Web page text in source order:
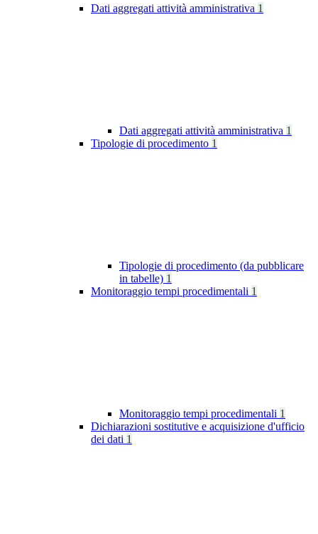
Dati aggregati attività amministrativa 1
Dati aggregati attività amministrativa 1
Tipologie di procedimento 1
Tipologie di procedimento (da pubblicare
in tabelle) 1
Monitoraggio tempi procedimentali 1
Monitoraggio tempi procedimentali 1
Dichiarazioni sostitutive e acquisizione d'ufficio
dei dati 1